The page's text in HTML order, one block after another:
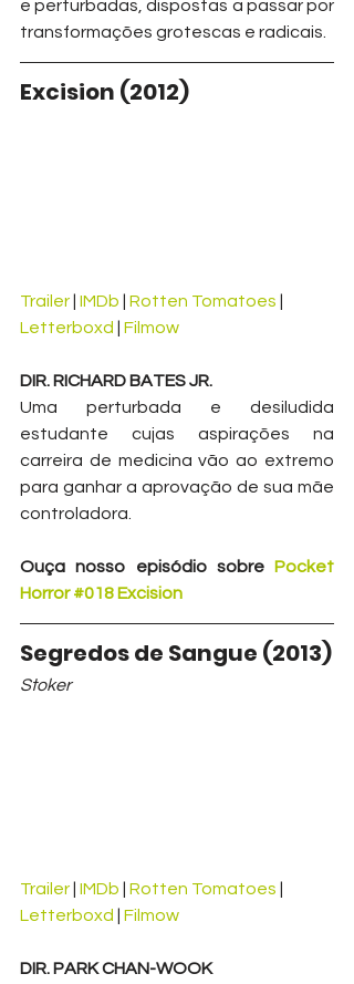
e perturbadas, dispostas a passar por
transformações grotescas e radicais.
Excision (2012)
Trailer IMDb Rotten Tomatoes
Letterboxd
Filmow
DIR. RICHARD BATES JR.
Uma perturbada e desiludida
estudante cujas aspirações na
carreira de medicina vão ao extremo
para ganhar a aprovação de sua mãe
controladora.
Ouça nosso episódio sobre Pocket
Horror #018 Excision
Segredos de Sangue (2013)
Stoker
Trailer IMDb Rotten Tomatoes
Letterboxd
Filmow
DIR. PARK CHAN-WOOK